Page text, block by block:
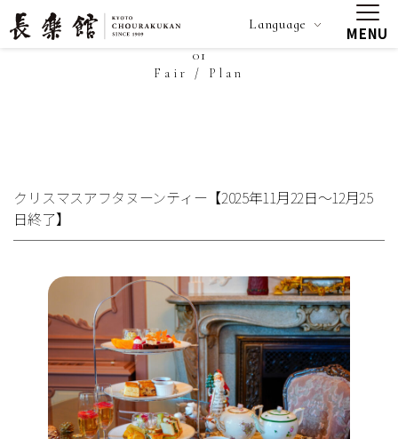
Language MENU
01
Fair / Plan
クリスマスアフタヌーンティー【2025年11月22日～12月25
日終了】